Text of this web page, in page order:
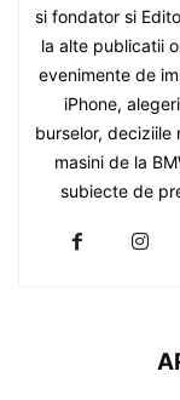
si fondator si
la alte publicatii
evenimente de
iPhone,
burselor, deciziile
masini de la
subiecte de